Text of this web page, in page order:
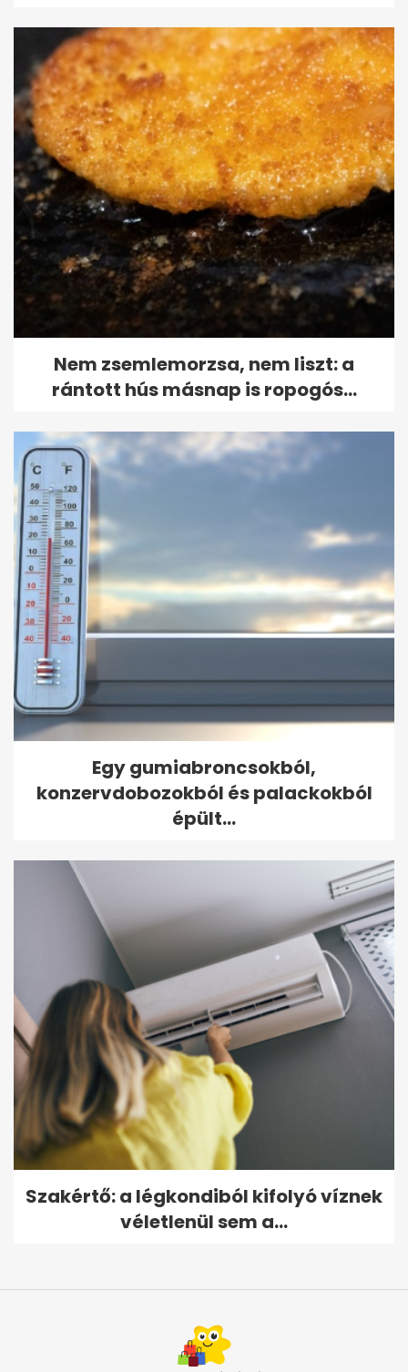
Nem zsemlemorzsa, nem liszt: a
rántott hús másnap is ropogós...
Egy gumiabroncsokból,
konzervdobozokból és palackokból
épült...
Szakértő: a légkondiból kifolyó víznek
véletlenül sem a...